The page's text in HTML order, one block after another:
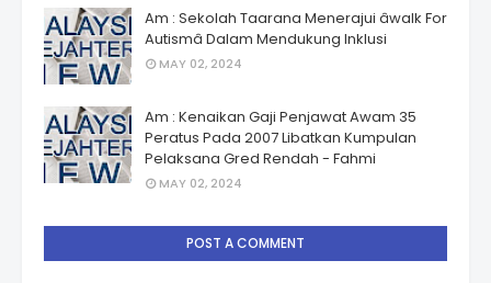
Am : Sekolah Taarana Menerajui âwalk For
Autismâ Dalam Mendukung Inklusi
MAY 02, 2024
Am : Kenaikan Gaji Penjawat Awam 35
Peratus Pada 2007 Libatkan Kumpulan
Pelaksana Gred Rendah - Fahmi
MAY 02, 2024
POST A COMMENT